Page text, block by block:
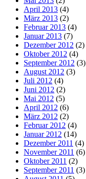
April 2013 (4)
März 2013 (2)
Februar 2013 (4)
Januar 2013 (7)
Dezember 2012 (2)
Oktober 2012 (4)
September 2012 (3)
August 2012 (3)
Juli 2012 (4)
Juni 2012 (2)
Mai 2012 (5)
April 2012 (6)
März 2012 (2)
Februar 2012 (4)
Januar 2012 (14)
Dezember 2011 (4)
November 2011 (6)
Oktober 2011 (2)
September 2011 (3)